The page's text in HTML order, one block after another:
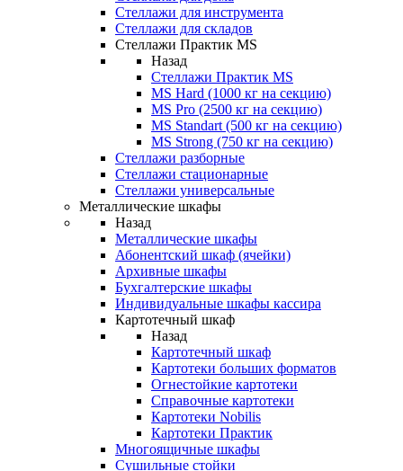
Стеллажи для инструмента
Стеллажи для складов
Стеллажи Практик MS
Назад
Стеллажи Практик MS
MS Hard (1000 кг на секцию)
MS Pro (2500 кг на секцию)
MS Standart (500 кг на секцию)
MS Strong (750 кг на секцию)
Стеллажи разборные
Стеллажи стационарные
Стеллажи универсальные
Металлические шкафы
Назад
Металлические шкафы
Абонентский шкаф (ячейки)
Архивные шкафы
Бухгалтерские шкафы
Индивидуальные шкафы кассира
Картотечный шкаф
Назад
Картотечный шкаф
Картотеки больших форматов
Огнестойкие картотеки
Справочные картотеки
Картотеки Nobilis
Картотеки Практик
Многоящичные шкафы
Сушильные стойки